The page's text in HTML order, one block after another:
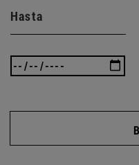
Hasta